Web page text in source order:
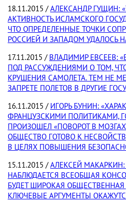
18.11.2015 /АЛЕКСАНДР ГУЩИН:
АКТИВНОСТЬ ИСЛАМСКОГО
ЧТО ОПРЕДЕЛЕННЫЕ ТОЧКИ
РОССИЕЙ И ЗАПАДОМ УДАЛОСЬ
17.11.2015 / ВЛАДИМИР ЕВСЕЕВ:
ПОД РАССУЖДЕНИЯМИ О ТОМ,
КРУШЕНИЯ САМОЛЕТА. ТЕМ НЕ
ЗАПРЕТЕ ПОЛЕТОВ В ДРУГИЕ
16.11.2015 / ИГОРЬ БУНИН:
ФРАНЦУЗСКИМИ ПОЛИТИКАМИ,
ПРОИЗОШЕЛ «ПОВОРОТ В
ОБЩЕСТВО ГОТОВО К
В ЦЕЛЯХ ПОВЫШЕНИЯ
15.11.2015 /АЛЕКСЕЙ
НАБЛЮДАЕТСЯ ВСЕОБЩАЯ
БУДЕТ ШИРОКАЯ
КЛЮЧЕВЫЕ АРГУМЕНТЫ